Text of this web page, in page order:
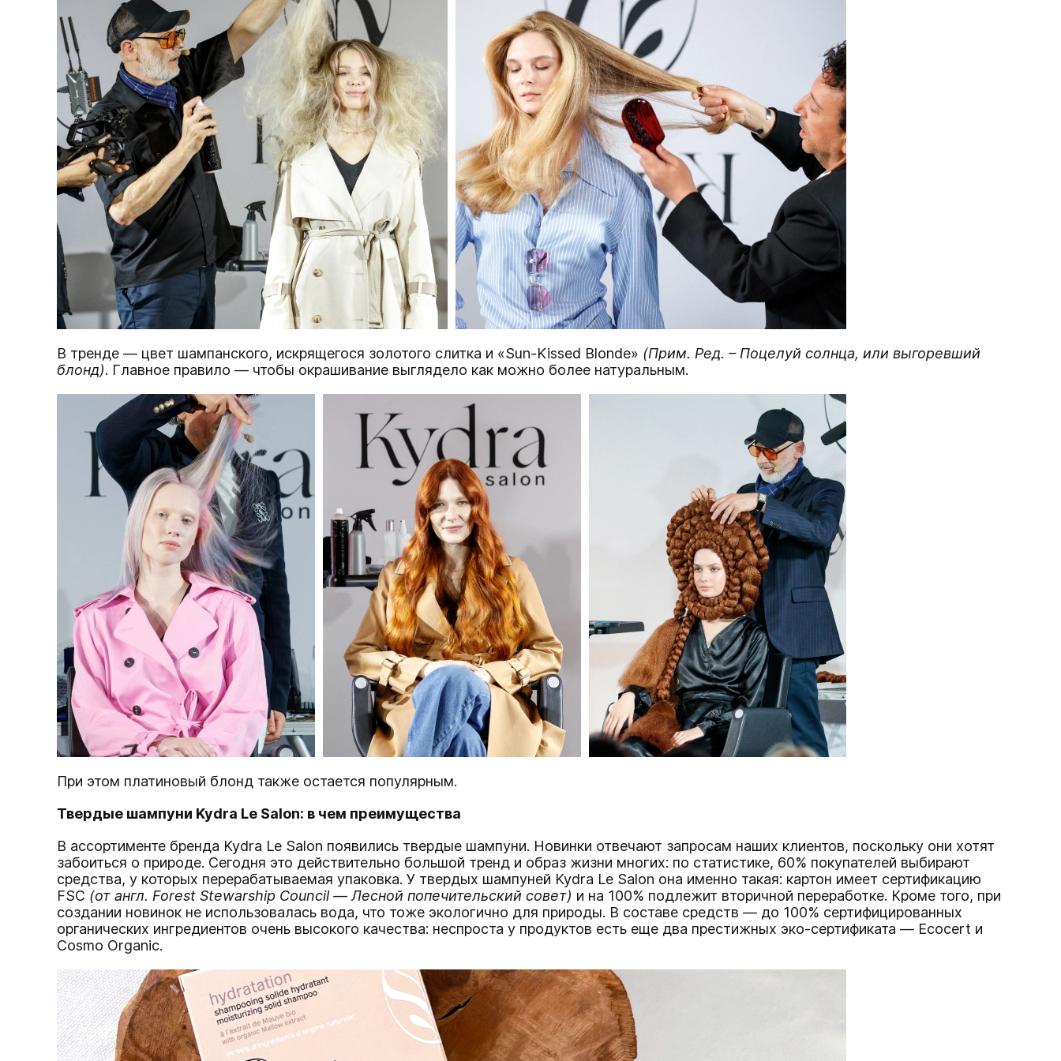
В тренде — цвет шампанского, искрящегося золотого слитка и «Sun-Kissed Blonde» (Прим. Ред. – Поцелуй солнца, или выгоревший
блонд). Главное правило — чтобы окрашивание выглядело как можно более натуральным.
При этом платиновый блонд также остается популярным.
Твердые шампуни Kydra Le Salon: в чем преимущества
В ассортименте бренда Kydra Le Salon появились твердые шампуни. Новинки отвечают запросам наших клиентов, поскольку они хотят
забоиться о природе. Сегодня это действительно большой тренд и образ жизни многих: по статистике, 60% покупателей выбирают
средства, у которых перерабатываемая упаковка. У твердых шампуней Kydra Le Salon она именно такая: картон имеет сертификацию
FSC (от англ. Forest Stewarship Council —Лесной попечительский совет) и на 100% подлежит вторичной переработке. Кроме того, при
создании новинок не использовалась вода, что тоже экологично для природы. В составе средств — до 100% сертифицированных
органических ингредиентов очень высокого качества: неспроста у продуктов есть еще два престижных эко-сертификата — Ecocert и
Cosmo Organic.